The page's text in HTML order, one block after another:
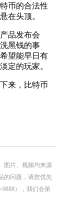
币的合法性
在头顶。
品发布会
黑钱的事
望能早日有
定的玩家。
来，比特币
图片、视频均来源
的问题，请您优先
9888），我们会第